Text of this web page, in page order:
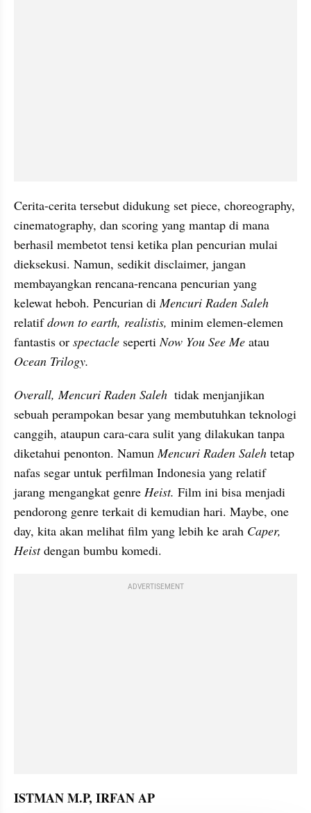
Cerita-cerita tersebut didukung set piece, choreography,
cinematography, dan scoring yang mantap di mana
berhasil membetot tensi ketika plan pencurian mulai
dieksekusi. Namun, sedikit disclaimer, jangan
membayangkan rencana-rencana pencurian yang
kelewat heboh. Pencurian di
relatif down to earth, realistis, minim elemen-elemen
fantastis or spectacle seperti Now You See Me
Ocean Trilogy.
Overall, Mencuri Raden Saleh
  tidak menjanjikan
sebuah perampokan besar yang membutuhkan teknologi
canggih, ataupun cara-cara sulit yang dilakukan tanpa
diketahui penonton. Namun Mencuri Raden Saleh tetap
nafas segar untuk perfilman Indonesia yang relatif
jarang mengangkat genre Heist. Film ini bisa menjadi
pendorong genre terkait di kemudian hari. Maybe, one
day, kita akan melihat film yang lebih ke arah Caper,
Heist dengan bumbu komedi.
ADVERTISEMENT
ISTMAN M.P, IRFAN AP